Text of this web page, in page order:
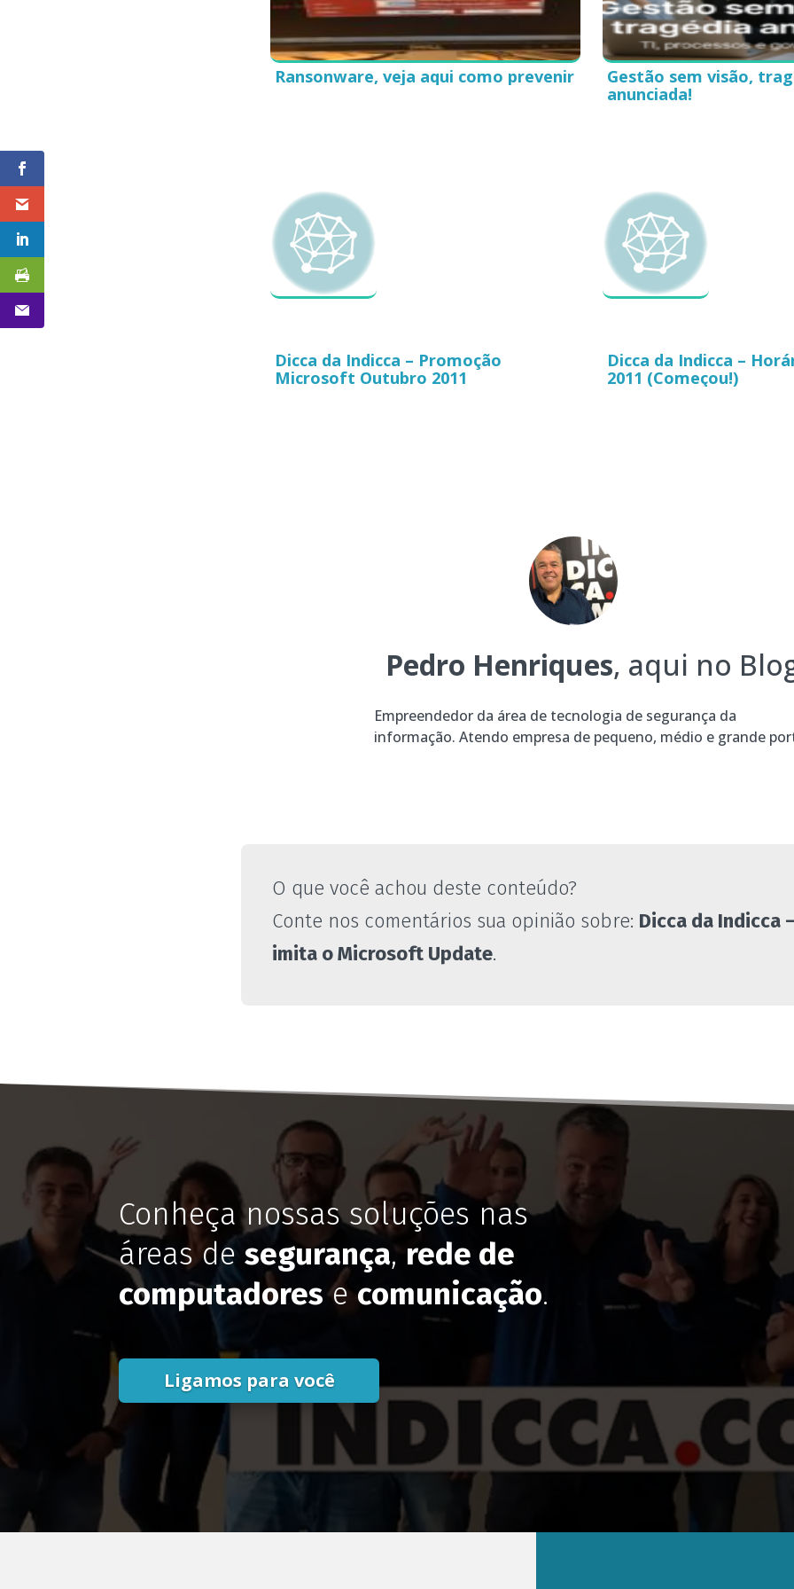
Ransonware, veja aqui como prevenir
Gestão sem visão,
anunciada!
Dicca da Indicca – Promoção
Microsoft Outubro 2011
Dicca da Indicca –
2011 (Começou!)
Pedro Henriques, aqui no
Empreendedor da área de tecnologia de segurança da
informação. Atendo empresa de pequeno, médio e grande
O que você achou deste conteúdo?
Conte nos comentários sua opinião sobre: Dicca da Indicca
imita o Microsoft Update.
Conheça nossas soluções nas
áreas desegurança, rede de
computadoresecomunicação.
Ligamos para você